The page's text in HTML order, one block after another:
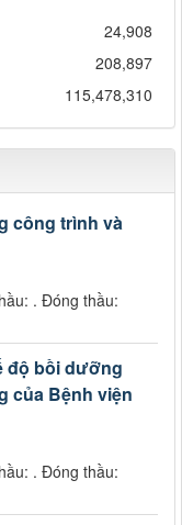
24,908
208,897
115,478,310
công trình và
. Đóng thầu:
độ bồi dưỡng
của Bệnh viện
. Đóng thầu: